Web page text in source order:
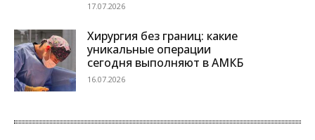
17.07.2026
Хирургия без границ: какие
уникальные операции
сегодня выполняют в АМКБ
16.07.2026